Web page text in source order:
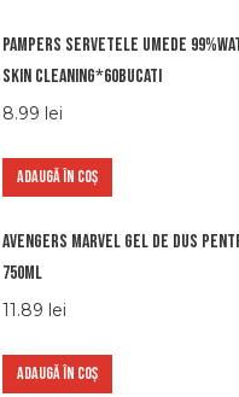
Pampers servetele umede
skin cleaning*60bucati
8.99 lei
ADAUGĂ ÎN COȘ
Avengers marvel gel de dus
750ml
11.89 lei
ADAUGĂ ÎN COȘ